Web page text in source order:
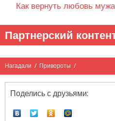
Как вернуть любовь
Партнерский
Нагадали / Привороты /
Поделись с друзьями: